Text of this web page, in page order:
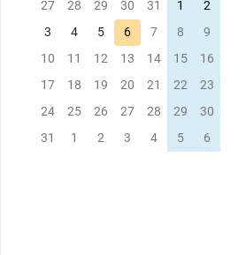
27
28 29 30 31 1
2
3
4 5 6 7 8
9
10
11 12 13 14 15
16
17
18 19 20 21 22
23
24
25 26 27 28 29
30
31
1 2 3 4 5 6